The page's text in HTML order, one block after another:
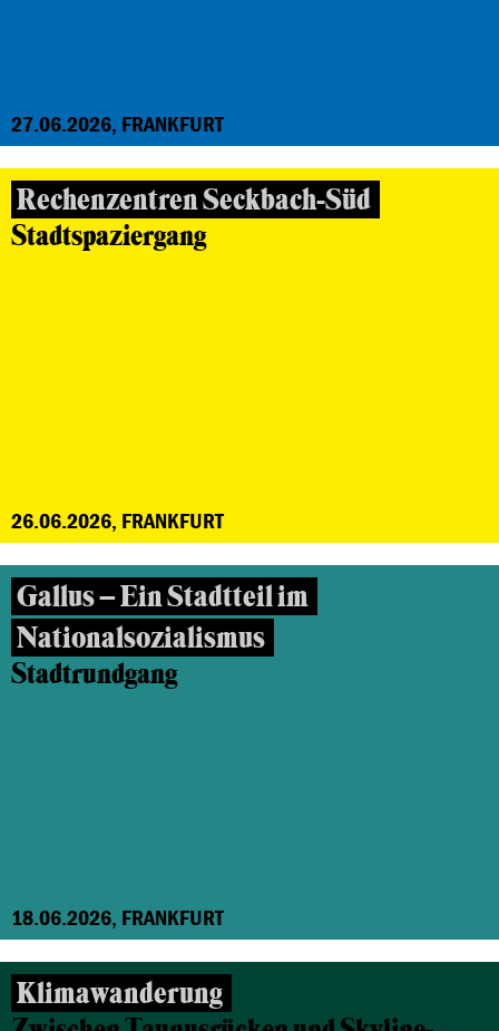
27.06.2026, FRANKFURT
Rechenzentren Seckbach-Süd
Stadtspaziergang
26.06.2026, FRANKFURT
Gallus – Ein Stadtteil im
Nationalsozialismus
Stadtrundgang
18.06.2026, FRANKFURT
Klimawanderung